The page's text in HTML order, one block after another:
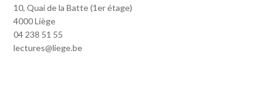
10, Quai de la Batte (1er étage)
4000 Liège
04 238 51 55
lectures@liege.be